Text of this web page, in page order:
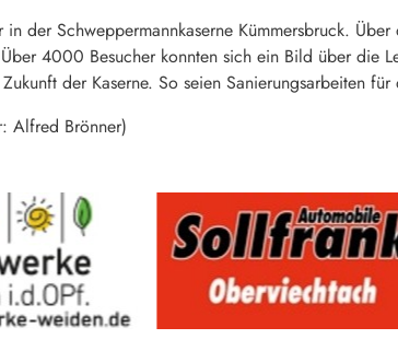
in der Schweppermannkaserne Kümmersbruck.
4000 Besucher konnten sich ein Bild über die
der Kaserne. So seien Sanierungsarbeiten
Alfred Brönner)